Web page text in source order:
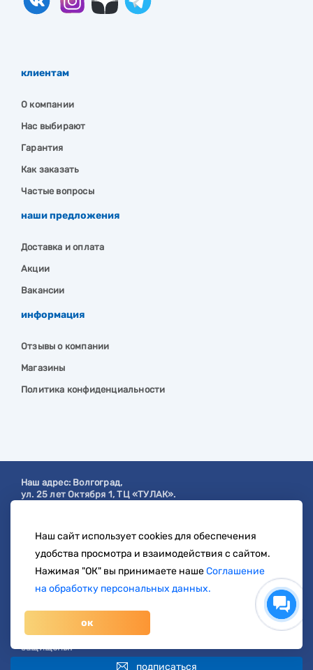
подписаться
клиентам
О компании
Нас выбирают
Гарантия
Как заказать
Частые вопросы
наши предложения
Доставка и оплата
Акции
Вакансии
информация
Отзывы о компании
Магазины
Политика конфиденциальности
Наш адрес: Волгоград,
ул. 25 лет Октября 1, ТЦ «ТУЛАК».
с 9:00 до 19:00
8 904 404-57-57
zakaz@svetberi34.ru
© 1996-2026 svetberi.com (Светбери.рф)
Магазин электротехнических товаров.
защищены.
Наш сайт использует cookies для обеспечения
удобства просмотра и взаимодействия с сайтом.
Нажимая "ОК" вы принимаете нашеСоглашение
на обработку персональных данных.
ок